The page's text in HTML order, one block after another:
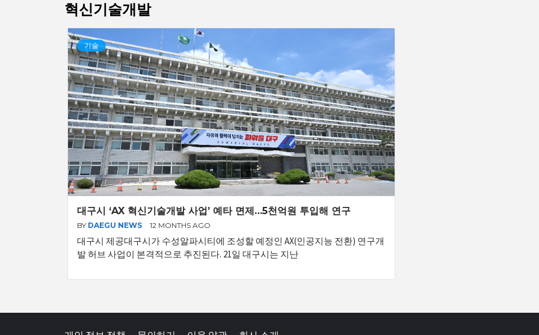
혁신기술개발
기술
대구시 ‘AX 혁신기술개발 사업’ 예타 면제…5천억원 투입해 연구
BY DAEGU NEWS 12 MONTHS AGO
대구시 제공대구시가 수성알파시티에 조성할 예정인 AX(인공지능 전환) 연구개
발 허브 사업이 본격적으로 추진된다. 21일 대구시는 지난